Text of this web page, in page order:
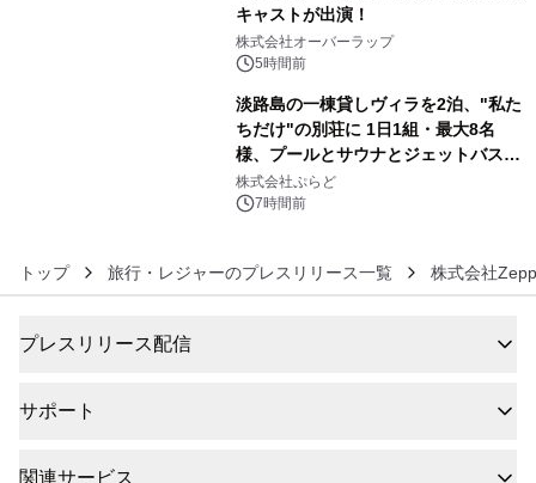
キャストが出演！
株式会社オーバーラップ
5時間前
淡路島の一棟貸しヴィラを2泊、"私た
ちだけ"の別荘に 1日1組・最大8名
様、プールとサウナとジェットバス付
きで Villa Mon Temps AWAJIの連泊
素泊りプラン
株式会社ぷらど
7時間前
トップ 旅行・レジャーのプレスリリース一覧 株式会社
プレスリリース配信
サポート
関連サービス